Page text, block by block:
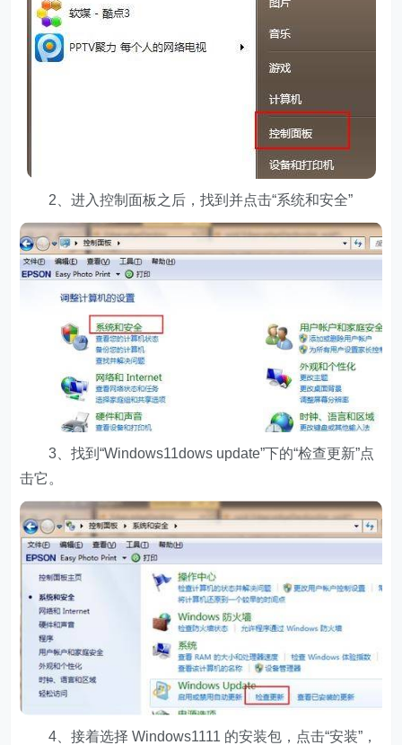
2、进入控制面板之后，找到并点击“系统和安全”
3、找到“Windows11dows update”下的“检查更新”点
击它。
4、接着选择 Windows1111 的安装包，点击“安装”，